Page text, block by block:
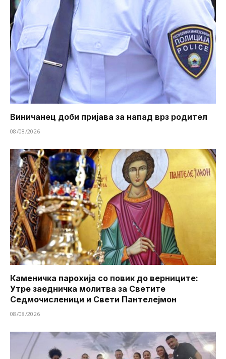
Виничанец доби пријава за напад врз родител
08/08/2026
Каменичка парохија со повик до верниците:
Утре заедничка молитва за Светите
Седмочисленици и Свети Пантелејмон
08/08/2026